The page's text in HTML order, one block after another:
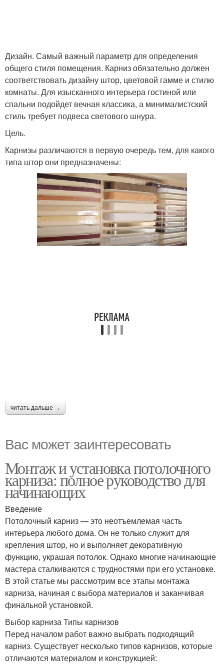
Дизайн. Самый важный параметр для определения
общего стиля помещения. Карниз обязательно должен
соответствовать дизайну штор, цветовой гамме и стилю
комнаты. Для изысканного интерьера гостиной или
спальни подойдет вечная классика, а минималистский
стиль требует подвеса светового шнура.
Цель.
Карнизы различаются в первую очередь тем, для какого
типа штор они предназначены:
читать дальше →
Вас может заинтересовать
Монтаж и установка потолочного
карниза: полное руководство для
начинающих
Введение
Потолочный карниз — это неотъемлемая часть
интерьера любого дома. Он не только служит для
крепления штор, но и выполняет декоративную
функцию, украшая потолок. Однако многие начинающие
мастера сталкиваются с трудностями при его установке.
В этой статье мы рассмотрим все этапы монтажа
карниза, начиная с выбора материалов и заканчивая
финальной установкой.
Выбор карниза Типы карнизов
Перед началом работ важно выбрать подходящий
карниз. Существует несколько типов карнизов, которые
отличаются материалом и конструкцией: